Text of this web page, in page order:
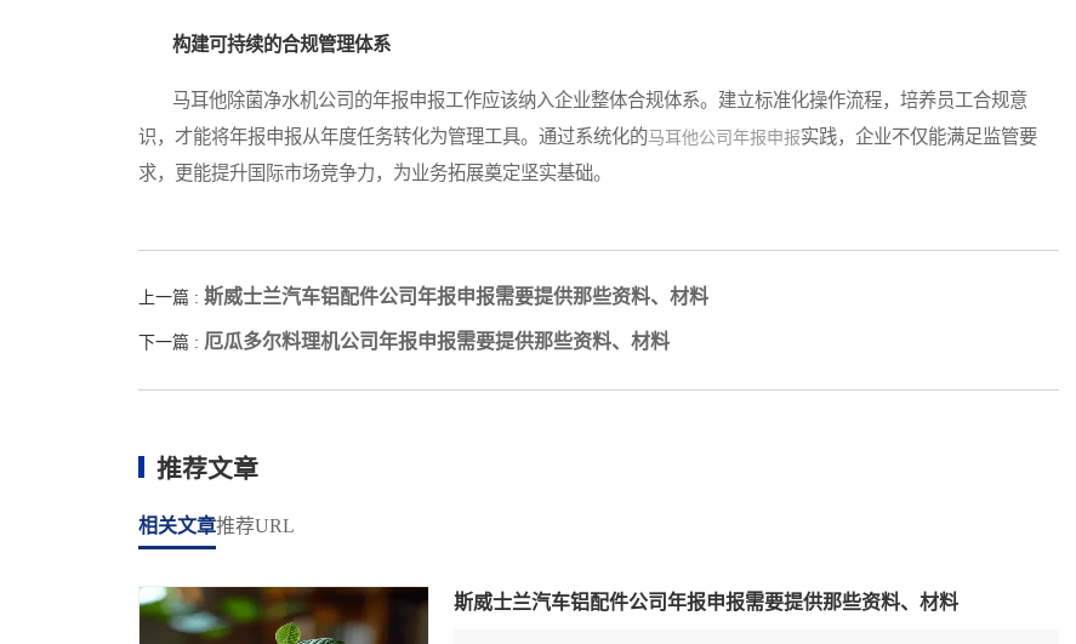
构建可持续的合规管理体系
马耳他除菌净水机公司的年报申报工作应该纳入企业整体合规体系。建立标准化操作流程，培养员工合规意
识，才能将年报申报从年度任务转化为管理工具。通过系统化的马耳他公司年报申报实践，企业不仅能满足监管要
求，更能提升国际市场竞争力，为业务拓展奠定坚实基础。
上一篇 : 斯威士兰汽车铝配件公司年报申报需要提供那些资料、材料
下一篇 : 厄瓜多尔料理机公司年报申报需要提供那些资料、材料
推荐文章
相关文章推荐URL
斯威士兰汽车铝配件公司年报申报需要提供那些资料、材料